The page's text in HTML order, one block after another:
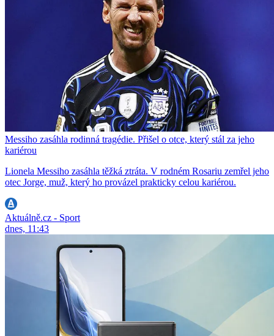
Messiho zasáhla rodinná tragédie. Přišel o otce, který stál za jeho
kariérou
Lionela Messiho zasáhla těžká ztráta. V rodném Rosariu zemřel jeho
otec Jorge, muž, který ho provázel prakticky celou kariérou.
Aktuálně.cz - Sport
dnes, 11:43